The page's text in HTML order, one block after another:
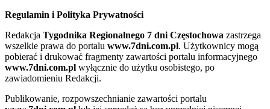
Regulamin i Polityka Prywatności
Redakcja Tygodnika Regionalnego 7 dni Częstochowa zastrzega
wszelkie prawa do portalu www.7dni.com.pl. Użytkownicy mogą
pobierać i drukować fragmenty zawartości portalu informacyjnego
www.7dni.com.pl wyłącznie do użytku osobistego, po
zawiadomieniu Redakcji.
Publikowanie, rozpowszechnianie zawartości portalu